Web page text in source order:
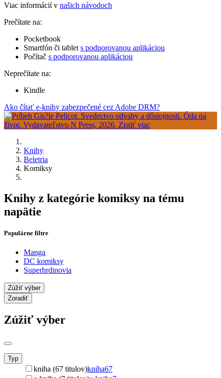
Viac informácií v našich návodoch
Prečítate na:
Pocketbook
Smartfón či tablet s podporovanou aplikáciou
Počítač s podporovanou aplikáciou
Neprečítate na:
Kindle
Ako čítať e-knihy zabezpečené cez Adobe DRM?
Knihy
Beletria
Komiksy
Knihy z kategórie komiksy na tému
napätie
Populárne filtre
Manga
DC komiksy
Superhrdinovia
Zúžiť výber
Zoradiť
Zúžiť výber
Typ
kniha (67 titulov)kniha67